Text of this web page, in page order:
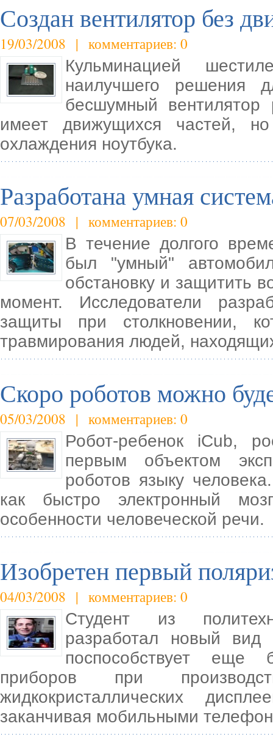
Создан вентилятор без
19/03/2008 | комментариев: 0
Кульминацией
наилучшего решения
бесшумный
имеет движущихся частей,
охлаждения ноутбука.
Разработана умная
07/03/2008 | комментариев: 0
В течение долгого
был "умный"
обстановку и защитить
момент. Исследователи
защиты при столкновении,
травмирования людей,
Скоро роботов можно
05/03/2008 | комментариев: 0
Робот-ребенок iCub,
первым объектом
роботов языку
как быстро электронный
особенности человеческой речи.
Изобретен первый
04/03/2008 | комментариев: 0
Студент из
разработал новый вид
поспособствует еще
приборов при
жидкокристаллических
заканчивая мобильными